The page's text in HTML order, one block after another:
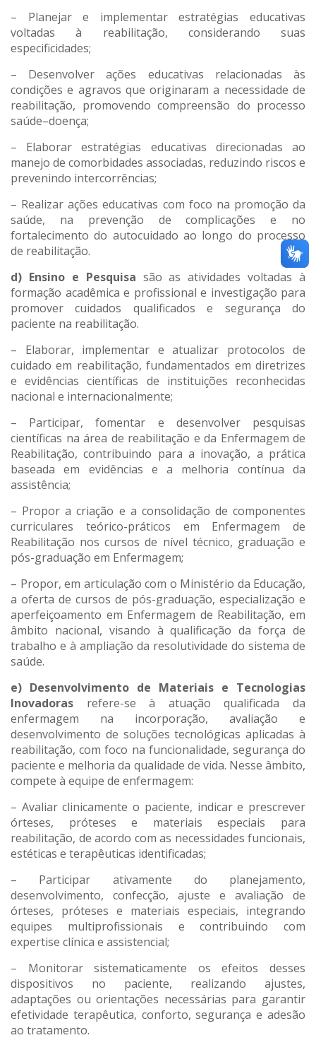
– Planejar e implementar estratégias educativas
voltadas à reabilitação, considerando suas
especificidades;
– Desenvolver ações educativas relacionadas às
condições e agravos que originaram a necessidade de
reabilitação, promovendo compreensão do processo
saúde–doença;
– Elaborar estratégias educativas direcionadas ao
manejo de comorbidades associadas, reduzindo riscos e
prevenindo intercorrências;
– Realizar ações educativas com foco na promoção da
saúde, na prevenção de complicações e no
fortalecimento do autocuidado ao longo do processo
de reabilitação.
d) Ensino e Pesquisa são as atividades voltadas à
formação acadêmica e profissional e investigação para
promover cuidados qualificados e segurança do
paciente na reabilitação.
– Elaborar, implementar e atualizar protocolos de
cuidado em reabilitação, fundamentados em diretrizes
e evidências científicas de instituições reconhecidas
nacional e internacionalmente;
– Participar, fomentar e desenvolver pesquisas
científicas na área de reabilitação e da Enfermagem de
Reabilitação, contribuindo para a inovação, a prática
baseada em evidências e a melhoria contínua da
assistência;
– Propor a criação e a consolidação de componentes
curriculares teórico-práticos em Enfermagem de
Reabilitação nos cursos de nível técnico, graduação e
pós-graduação em Enfermagem;
– Propor, em articulação com o Ministério da Educação,
a oferta de cursos de pós-graduação, especialização e
aperfeiçoamento em Enfermagem de Reabilitação, em
âmbito nacional, visando à qualificação da força de
trabalho e à ampliação da resolutividade do sistema de
saúde.
e) Desenvolvimento de Materiais e Tecnologias
Inovadoras refere-se à atuação qualificada da
enfermagem na incorporação, avaliação e
desenvolvimento de soluções tecnológicas aplicadas à
reabilitação, com foco na funcionalidade, segurança do
paciente e melhoria da qualidade de vida. Nesse âmbito,
compete à equipe de enfermagem:
– Avaliar clinicamente o paciente, indicar e prescrever
órteses, próteses e materiais especiais para
reabilitação, de acordo com as necessidades funcionais,
estéticas e terapêuticas identificadas;
– Participar ativamente do planejamento,
desenvolvimento, confecção, ajuste e avaliação de
órteses, próteses e materiais especiais, integrando
equipes multiprofissionais e contribuindo com
expertise clínica e assistencial;
– Monitorar sistematicamente os efeitos desses
dispositivos no paciente, realizando ajustes,
adaptações ou orientações necessárias para garantir
efetividade terapêutica, conforto, segurança e adesão
ao tratamento.